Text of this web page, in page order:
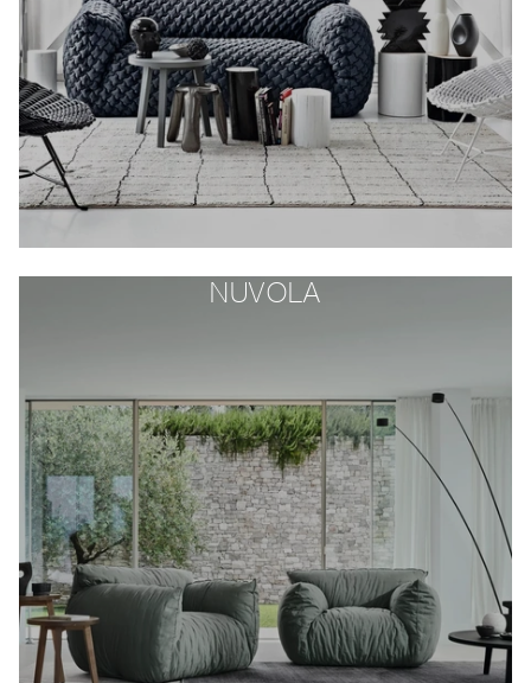
NUVOLA